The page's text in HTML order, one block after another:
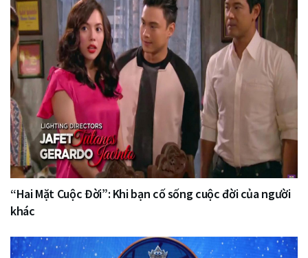
“Hai Mặt Cuộc Đời”: Khi bạn cố sống cuộc đời của người
khác